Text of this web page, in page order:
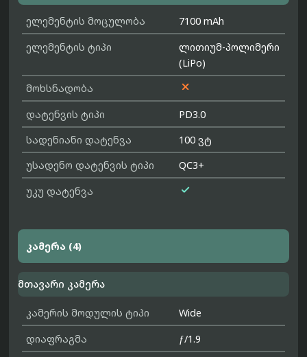
ელემენტის მოცულობა
7100 mAh
ელემენტის ტიპი
ლითიუმ-პოლიმერი
(LiPo)
მოხსნადობა

დატენვის ტიპი
PD3.0
სადენიანი დატენვა
100 ვტ
უსადენო დატენვის ტიპი
QC3+
უკუ დატენვა

კამერა (4)
მთავარი კამერა
კამერის მოდულის ტიპი
Wide
დიაფრაგმა
ƒ/1.9